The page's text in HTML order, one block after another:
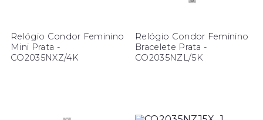
Relógio Condor Feminino
Mini Prata -
CO2035NXZ/4K
Relógio Condor Feminino
Bracelete Prata -
CO2035NZL/5K